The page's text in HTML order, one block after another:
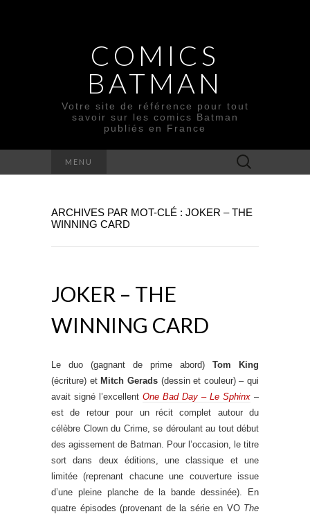
COMICS
BATMAN
Votre site de référence pour tout
savoir sur les comics Batman
publiés en France
MENU Rechercher :
ARCHIVES PAR MOT-CLÉ : JOKER – THE
WINNING CARD
JOKER – THE
WINNING CARD
Le duo (gagnant de prime abord) Tom King
(écriture) et Mitch Gerads(dessin et couleur) – qui
avait signé l’excellent One Bad Day – Le Sphinx –
est de retour pour un récit complet autour du
célèbre Clown du Crime, se déroulant au tout début
des agissement de Batman. Pour l’occasion, le titre
sort dans deux éditions, une classique et une
limitée (reprenant chacune une couverture issue
d’une pleine planche de la bande dessinée). En
quatre épisodes (provenant de la série en VO The